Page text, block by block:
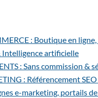
: Boutique en
Intelligence artificielle
: Sans commission &
: Référencement SEO
e-marketing, portails